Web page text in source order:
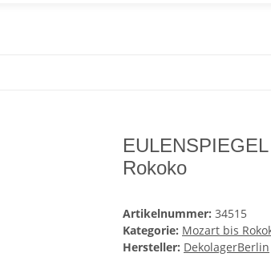
Rokoko
Artikelnummer: 34515
Kategorie: Mozart bis
Hersteller: DekolagerBerlin